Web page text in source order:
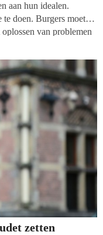
aan hun idealen.
doen. Burgers moeten
van problemen
zetten